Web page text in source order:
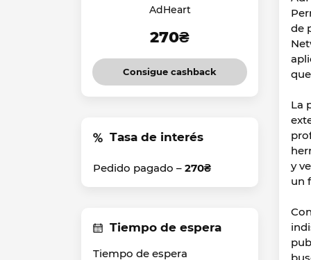
AdHeart
270₴
Consigue cashback
Tasa de interés
Pedido pagado – 270₴
Tiempo de espera
Tiempo de espera
de
La
y
un